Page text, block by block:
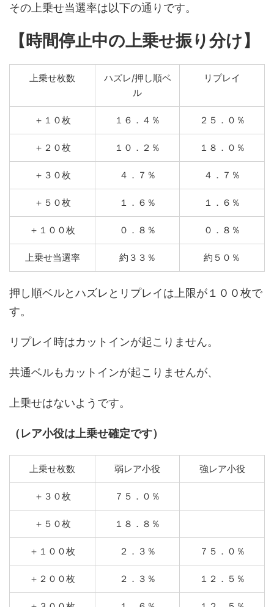
その上乗せ当選率は以下の通りです。
【時間停止中の上乗せ振り分け】
上乗せ枚数
ハズレ/押し順ベ
ル
リプレイ
＋１０枚 １６．４％ ２５．０％
＋２０枚 １０．２％ １８．０％
＋３０枚 ４．７％ ４．７％
＋５０枚 １．６％ １．６％
＋１００枚 ０．８％ ０．８％
上乗せ当選率 約３３％ 約５０％
押し順ベルとハズレとリプレイは上限が１００枚で
す。
リプレイ時はカットインが起こりません。
共通ベルもカットインが起こりませんが、
上乗せはないようです。
（レア小役は上乗せ確定です）
上乗せ枚数 弱レア小役 強レア小役
＋３０枚 ７５．０％
＋５０枚 １８．８％
＋１００枚 ２．３％ ７５．０％
＋２００枚 ２．３％ １２．５％